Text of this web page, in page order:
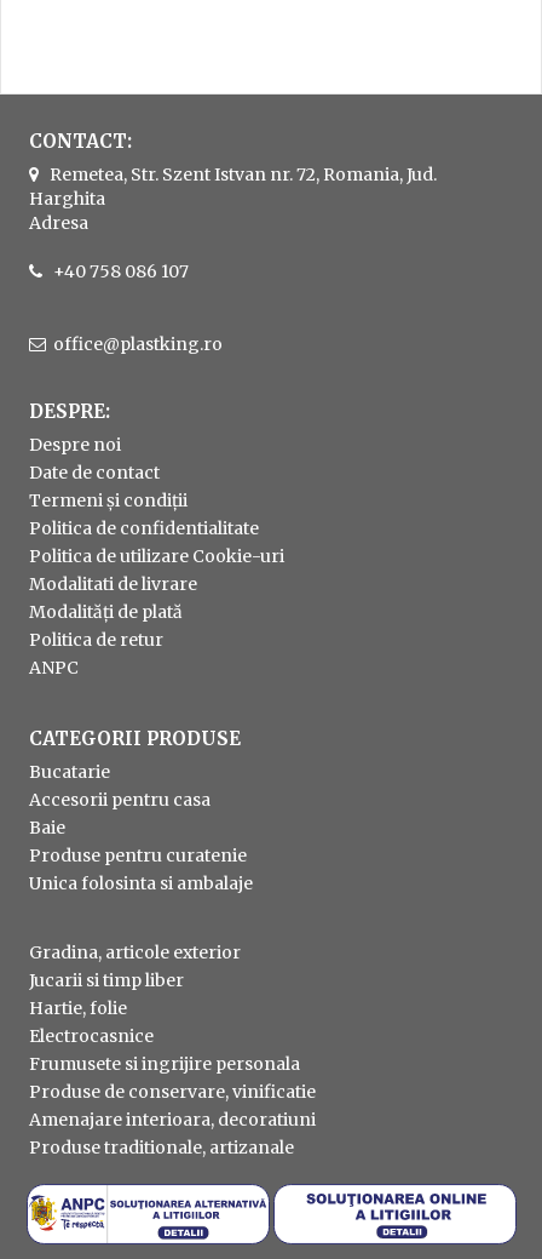
CONTACT:
Remetea, Str. Szent Istvan nr. 72, Romania, Jud.
Harghita
Adresa
+40 758 086 107
office@plastking.ro
DESPRE:
Despre noi
Date de contact
Termeni și condiții
Politica de confidentialitate
Politica de utilizare Cookie-uri
Modalitati de livrare
Modalități de plată
Politica de retur
ANPC
CATEGORII PRODUSE
Bucatarie
Accesorii pentru casa
Baie
Produse pentru curatenie
Unica folosinta si ambalaje
Gradina, articole exterior
Jucarii si timp liber
Hartie, folie
Electrocasnice
Frumusete si ingrijire personala
Produse de conservare, vinificatie
Amenajare interioara, decoratiuni
Produse traditionale, artizanale